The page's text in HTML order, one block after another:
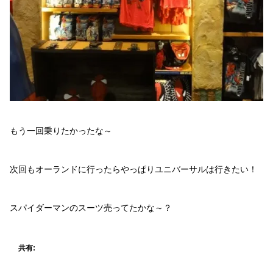
もう一回乗りたかったな～
次回もオーランドに行ったらやっぱりユニバーサルは行きたい！
スパイダーマンのスーツ売ってたかな～？
共有: